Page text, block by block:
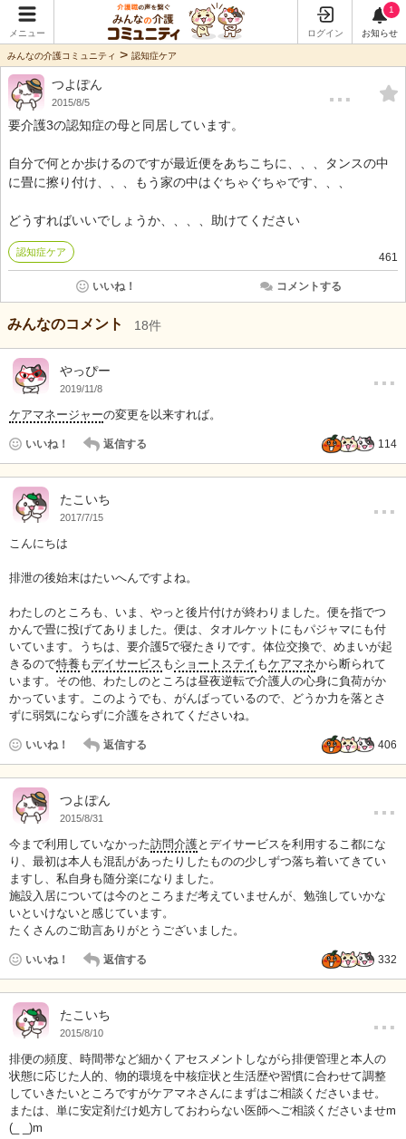
メニュー ログイン
1
お知らせ
みんなの介護コミュニティ > 認知症ケア
つよぽん
2015/8/5 …
要介護3の認知症の母と同居しています。
自分で何とか歩けるのですが最近便をあちこちに、、、タンスの中
に畳に擦り付け、、、もう家の中はぐちゃぐちゃです、、、
どうすればいいでしょうか、、、、助けてください
認知症ケア 461
いいね！ コメントする
みんなのコメント 18件
やっぴー
2019/11/8 …
ケアマネージャーの変更を以来すれば。
いいね！ 返信する 114
たこいち
2017/7/15 …
こんにちは
排泄の後始末はたいへんですよね。
わたしのところも、いま、やっと後片付けが終わりました。便を指でつ
かんで畳に投げてありました。便は、タオルケットにもパジャマにも付
いています。うちは、要介護5で寝たきりです。体位交換で、めまいが起
きるので特養 もデイサービス も ショートステイ もケアマネから断られて
います。その他、わたしのところは昼夜逆転で介護人の心身に負荷がか
かっています。このようでも、がんばっているので、どうか力を落とさ
ずに弱気にならずに介護をされてくださいね。
いいね！ 返信する 406
つよぽん
2015/8/31 …
今まで利用していなかった訪問介護とデイサービスを利用するこ都にな
り、最初は本人も混乱があったりしたものの少しずつ落ち着いてきてい
ますし、私自身も随分楽になりました。
施設入居については今のところまだ考えていませんが、勉強していかな
いといけないと感じています。
たくさんのご助言ありがとうございました。
いいね！ 返信する 332
たこいち
2015/8/10 …
排便の頻度、時間帯など細かくアセスメントしながら排便管理と本人の
状態に応じた人的、物的環境を中核症状と生活歴や習慣に合わせて調整
していきたいところですがケアマネさんにまずはご相談くださいませ。
または、単に安定剤だけ処方しておわらない医師へご相談くださいませm
(_ _)m